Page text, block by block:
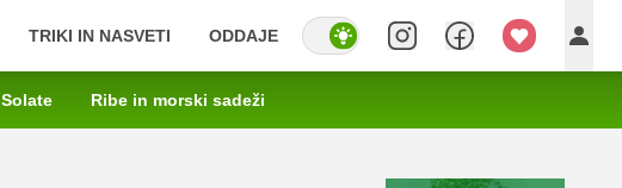
TRIKI IN NASVETI ODDAJE
Solate Ribe in morski sadeži